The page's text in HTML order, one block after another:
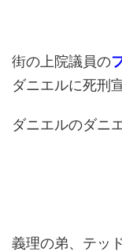
街の上院議員の
ダニエルに死刑
ダニエルのダニ
義理の弟、テッ